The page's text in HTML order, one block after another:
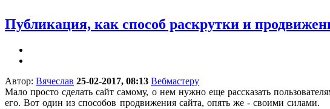
Публикация, как способ раскрутки и
Автор: Вячеслав 25-02-2017, 08:13 Вебмастеру
Мало просто сделать сайт самому, о нем нужно еще рассказать
его. Вот один из способов продвижения сайта, опять же - своими силами.